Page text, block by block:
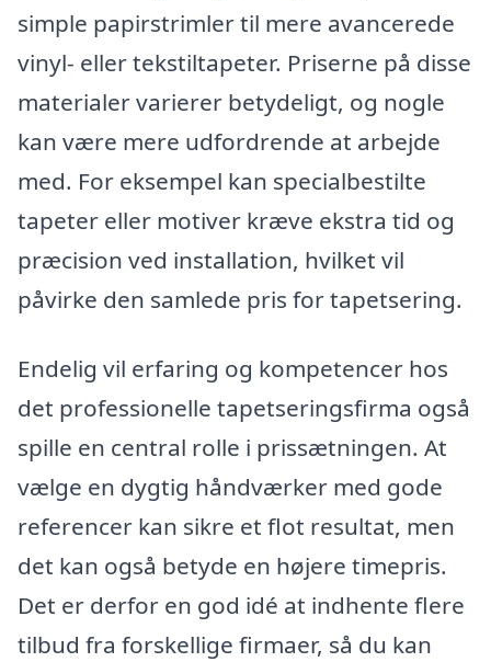
simple papirstrimler til mere avancerede
vinyl- eller tekstiltapeter. Priserne på disse
materialer varierer betydeligt, og nogle
kan være mere udfordrende at arbejde
med. For eksempel kan specialbestilte
tapeter eller motiver kræve ekstra tid og
præcision ved installation, hvilket vil
påvirke den samlede pris for tapetsering.
Endelig vil erfaring og kompetencer hos
det professionelle tapetseringsfirma også
spille en central rolle i prissætningen. At
vælge en dygtig håndværker med gode
referencer kan sikre et flot resultat, men
det kan også betyde en højere timepris.
Det er derfor en god idé at indhente flere
tilbud fra forskellige firmaer, så du kan